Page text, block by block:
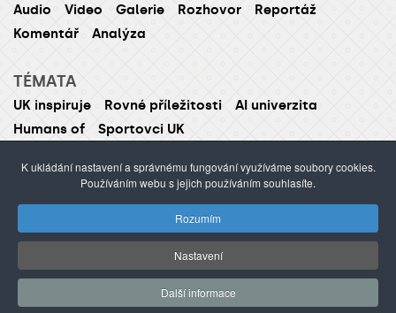
Audio Video Galerie Rozhovor
Reportáž
Komentář
Analýza
TÉMATA
UK inspiruje Rovné příležitosti
AI univerzita
Humans of
Sportovci UK
Publikování nebo šíření obsahu je zakázáno bez
předchozího souhlasu.
©2012–2026Univerzita Karlova /webdesign Agionet
s.r.o.
K ukládání nastavení a správnému fungování využíváme soubory cookies.
Používáním webu s jejich používáním souhlasíte.
Rozumím
Nastavení
Další informace